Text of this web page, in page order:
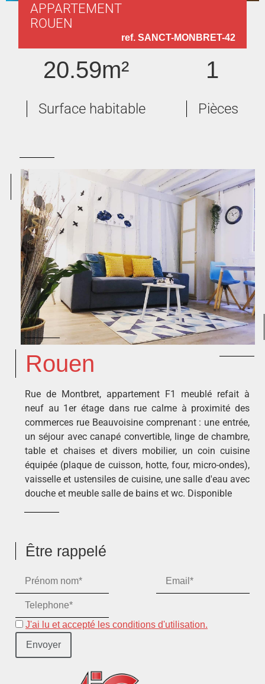
APPARTEMENT
ROUEN
ref. SANCT-MONBRET-42
20.59m²
Surface habitable
1
Pièces
Rouen
Rue de Montbret, appartement F1 meublé refait à
neuf au 1er étage dans rue calme à proximité des
commerces rue Beauvoisine comprenant : une entrée,
un séjour avec canapé convertible, linge de chambre,
table et chaises et divers mobilier, un coin cuisine
équipée (plaque de cuisson, hotte, four, micro-ondes),
vaisselle et ustensiles de cuisine, une salle d'eau avec
douche et meuble salle de bains et wc. Disponible
Être rappelé
J'ai lu et accepté les conditions d'utilisation.